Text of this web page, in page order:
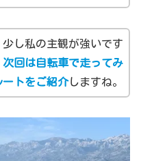
し私の主観が強いです
回は自転車で走ってみ
トをご紹介しますね。